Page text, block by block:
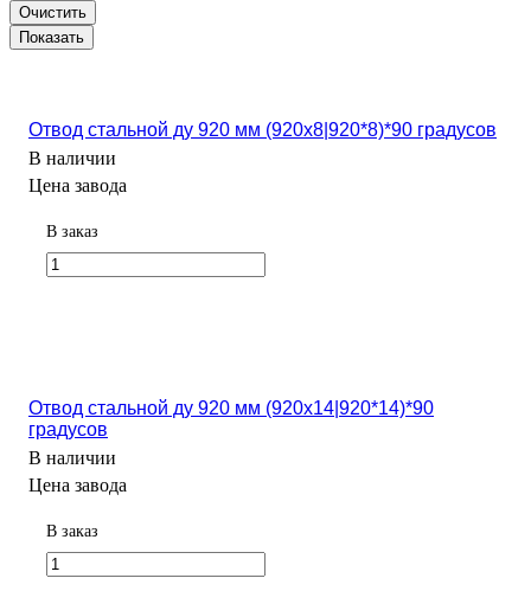
Очистить
Отвод стальной ду 920 мм (920х8|920*8)*90 градусов
В наличии
Цена завода
В заказ
Отвод стальной ду 920 мм (920х14|920*14)*90
градусов
В наличии
Цена завода
В заказ